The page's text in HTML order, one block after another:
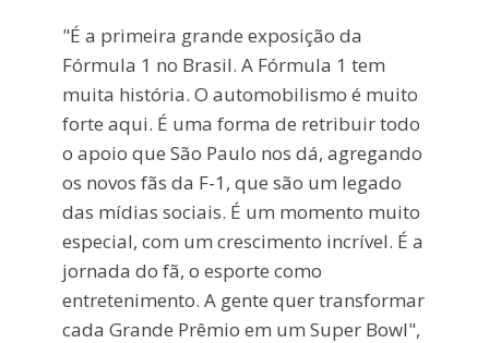
"É a primeira grande exposição da
Fórmula 1 no Brasil. A Fórmula 1 tem
muita história. O automobilismo é muito
forte aqui. É uma forma de retribuir todo
o apoio que São Paulo nos dá, agregando
os novos fãs da F-1, que são um legado
das mídias sociais. É um momento muito
especial, com um crescimento incrível. É a
jornada do fã, o esporte como
entretenimento. A gente quer transformar
cada Grande Prêmio em um Super Bowl",